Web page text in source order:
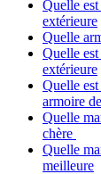
Quelle
extérieure
Quelle
Quelle
extérieure
Quelle
armoire
Quelle
chère
Quelle
meilleure